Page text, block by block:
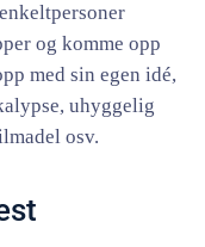
og komme opp
med sin egen idé,
uhyggelig
osv.